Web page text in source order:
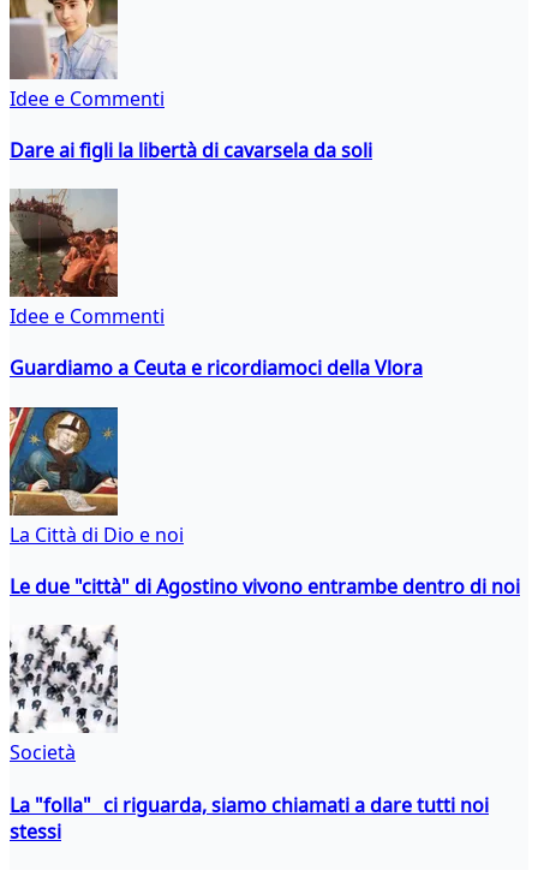
Idee e Commenti
Dare ai figli la libertà di cavarsela da soli
Idee e Commenti
Guardiamo a Ceuta e ricordiamoci della Vlora
La Città di Dio e noi
Le due "città" di Agostino vivono entrambe dentro di noi
Società
La "folla" ci riguarda, siamo chiamati a dare tutti noi
stessi